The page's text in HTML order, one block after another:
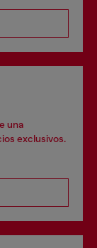
una
exclusivos.